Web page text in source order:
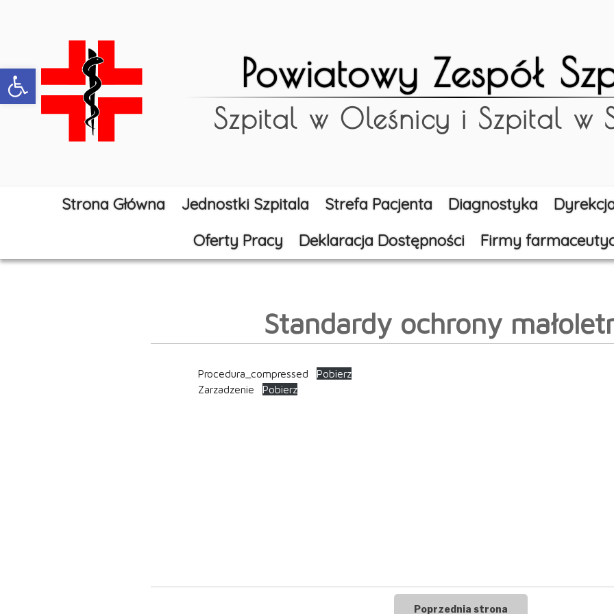
Open toolbar Powiatowy Zespół
Szpital w Oleśnicy i Szpital w
Strona Główna Jednostki Szpitala Strefa Pacjenta Diagnostyka
Oferty Pracy
Deklaracja Dostępności Firmy
Standardy ochrony
Procedura_compressed
Pobierz
Zarzadzenie
Pobierz